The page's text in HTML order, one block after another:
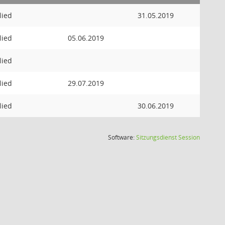
31.05.2019
05.06.2019
29.07.2019
30.06.2019
Software:SitzungsdienstSession(Wird in